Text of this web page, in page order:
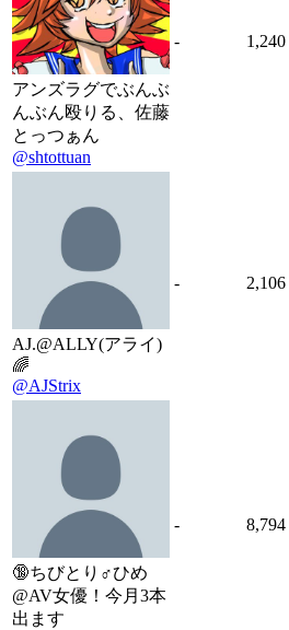
アンズラグでぶんぶ
んぶん殴りる、佐藤
とっつぁん
@shtottuan
- 1,240
AJ.@ALLY(アライ)
🌈
@AJStrix
- 2,106
🔞ちびとり♂ひめ
@AV女優！今月3本
出ます
- 8,794